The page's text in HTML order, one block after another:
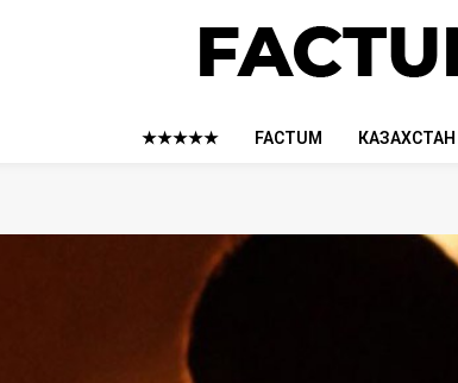
★★★★★ FACTUM КАЗАХСТАН